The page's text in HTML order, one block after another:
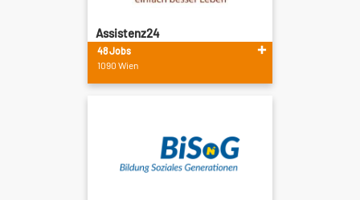
Assistenz24
48 Jobs
1090 Wien